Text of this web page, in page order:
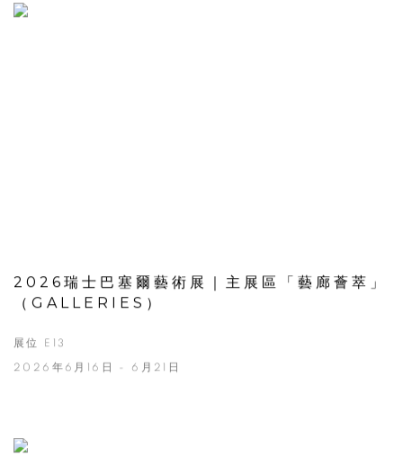
2026瑞士巴塞爾藝術展｜主展區「藝廊薈萃」
（GALLERIES）
展位 E13
2026年6月16日 - 6月21日